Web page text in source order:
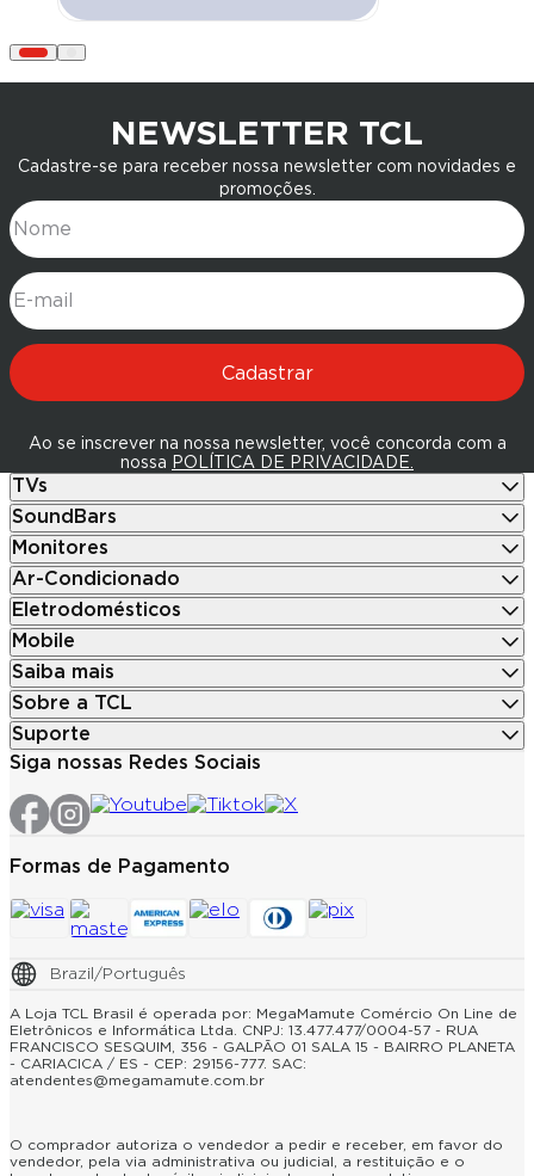
NEWSLETTER TCL
Cadastre-se para receber nossa newsletter com novidades e
promoções.
Nome
E-mail
Ao se inscrever na nossa newsletter, você concorda com a
nossa POLÍTICA DE PRIVACIDADE.
Cadastrar
TVs
SoundBars
Monitores
Ar-Condicionado
Eletrodomésticos
Mobile
Saiba mais
Sobre a TCL
Suporte
Siga nossas Redes Sociais
Formas de Pagamento
Brazil/Português
A Loja TCL Brasil é operada por: MegaMamute Comércio On Line de
Eletrônicos e Informática Ltda. CNPJ: 13.477.477/0004-57 - RUA
FRANCISCO SESQUIM, 356 - GALPÃO 01 SALA 15 - BAIRRO PLANETA
- CARIACICA / ES - CEP: 29156-777. SAC:
atendentes@megamamute.com.br
O comprador autoriza o vendedor a pedir e receber, em favor do
vendedor, pela via administrativa ou judicial, a restituição e o